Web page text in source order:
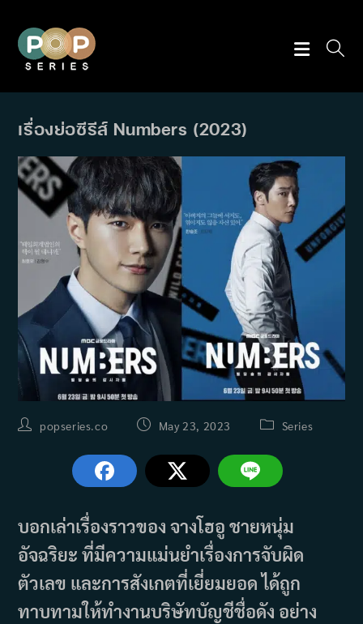
content
เรื่องย่อซีรีส์ Numbers (2023)
Postpopseries.co
PostMay 23, 2023
PostSeries
บอกเล่าเรื่องราวของ จางโฮอู ชายหนุ่ม
อัจฉริยะ ที่มีความแม่นยำเรื่องการจับผิด
ตัวเลข และการสังเกตที่เยี่ยมยอด ได้ถูก
ทาบทามให้ทำงานบริษัทบัญชีชื่อดัง อย่าง